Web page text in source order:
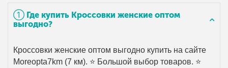
➀ Где купить Кроссовки женские оптом
выгодно?
Кроссовки женские оптом выгодно купить на сайте
Moreopta7km (7 км). ⭐ Большой выбор товаров. ⭐